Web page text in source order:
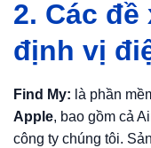
2. Các
định vị
Find My: là phần
Apple, bao gồm cả
công ty chúng tôi.